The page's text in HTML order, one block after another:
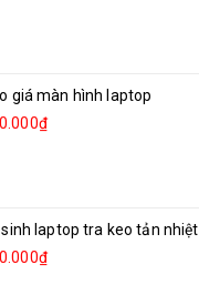
giá màn hình laptop
sinh laptop tra keo tản nhiệt